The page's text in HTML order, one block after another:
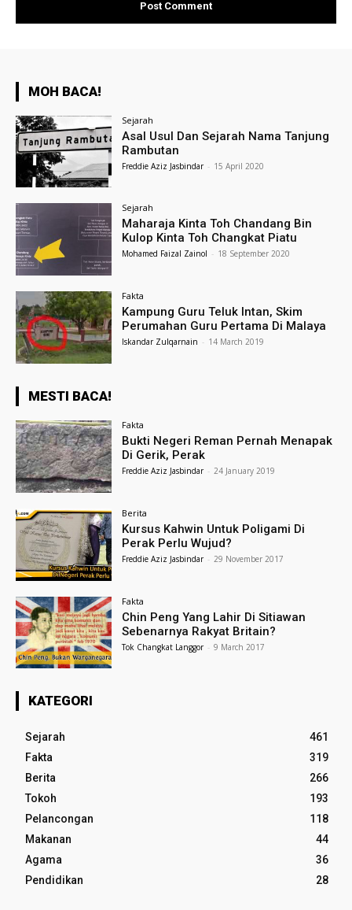
MOH BACA!
Sejarah
Asal Usul Dan Sejarah Nama Tanjung
Rambutan
Freddie Aziz Jasbindar - 15 April 2020
Sejarah
Maharaja Kinta Toh Chandang Bin
Kulop Kinta Toh Changkat Piatu
Mohamed Faizal Zainol - 18 September 2020
Fakta
Kampung Guru Teluk Intan, Skim
Perumahan Guru Pertama Di Malaya
Iskandar Zulqarnain - 14 March 2019
MESTI BACA!
Fakta
Bukti Negeri Reman Pernah Menapak
Di Gerik, Perak
Freddie Aziz Jasbindar - 24 January 2019
Berita
Kursus Kahwin Untuk Poligami Di
Perak Perlu Wujud?
Freddie Aziz Jasbindar - 29 November 2017
Fakta
Chin Peng Yang Lahir Di Sitiawan
Sebenarnya Rakyat Britain?
Tok Changkat Langgor - 9 March 2017
KATEGORI
Sejarah
461
Fakta
319
Berita
266
Tokoh
193
Pelancongan
118
Makanan
44
Agama
36
Pendidikan
28